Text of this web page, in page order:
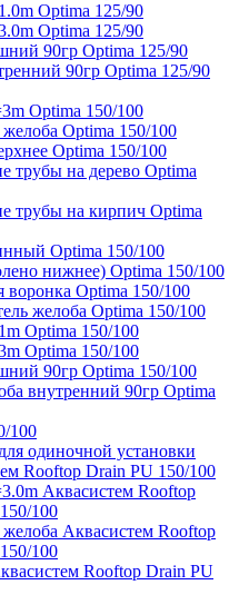
Optima 125/90
Optima 125/90
90гр Optima 125/90
90гр Optima 125/90
Optima 150/100
Optima 150/100
Optima 150/100
трубы на дерево Optima
трубы на кирпич Optima
Optima 150/100
нижнее) Optima 150/100
воронка Optima 150/100
желоба Optima 150/100
Optima 150/100
Optima 150/100
90гр Optima 150/100
внутренний 90гр Optima
100
одиночной установки
Rooftop Drain PU 150/100
Аквасистем Rooftop
100
желоба Аквасистем Rooftop
100
Rooftop Drain PU